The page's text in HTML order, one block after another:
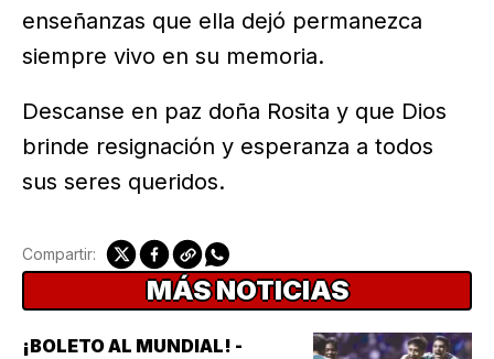
enseñanzas que ella dejó permanezca
siempre vivo en su memoria.
Descanse en paz doña Rosita y que Dios
brinde resignación y esperanza a todos
sus seres queridos.
Compartir:
MÁS NOTICIAS
¡BOLETO AL MUNDIAL! -